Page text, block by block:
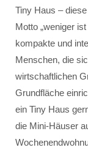
Tiny Haus –
Motto „weniger
kompakte und
Menschen, die
wirtschaftlichen
Grundfläche
ein Tiny Haus
die Mini-Häuser